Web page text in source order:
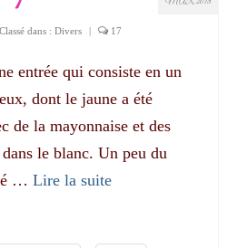
Classé dans : Divers | 17
entrée qui consiste en un
dont le jaune a été
de la mayonnaise et des
le blanc. Un peu du
… Lire la suite­­